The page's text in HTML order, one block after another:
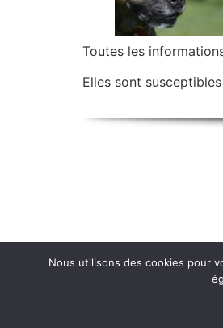
Toutes les
Elles sont
Nous utilisons des cookies pour